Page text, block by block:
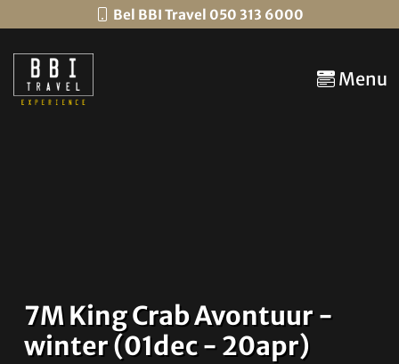
Bel BBI Travel 050 313 6000
Menu
7M King Crab Avontuur -
winter (01dec - 20apr)